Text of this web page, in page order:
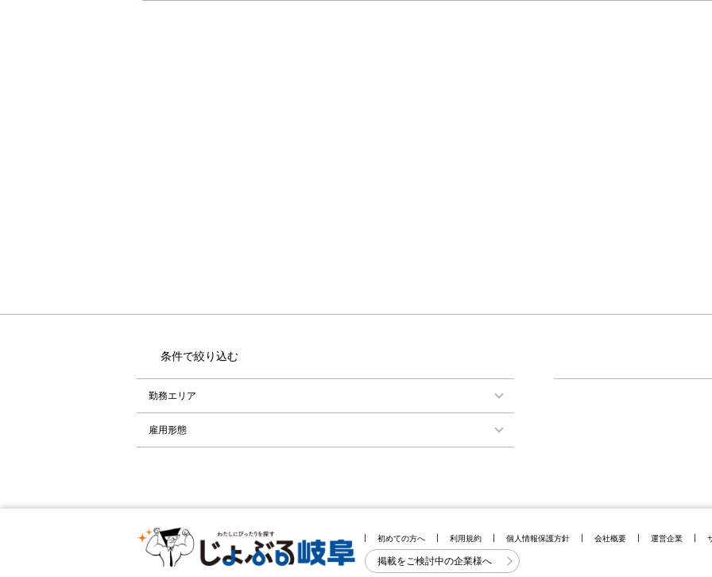
条件で絞り込む
勤務エリア
雇用形態
初めての方へ 利用規約 個人情報保護方針 会社概要 運営企業
掲載をご検討中の企業様へ